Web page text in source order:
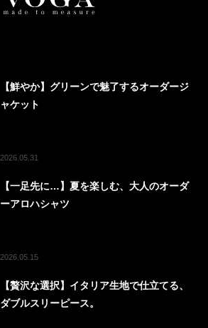
【鮮やか】グリーンで魅了するオーダージ
ャケット
2026.05.31
【一足先に…】夏を楽しむ、大人のオーダ
ーアロハシャツ
2026.05.15
【贅沢な選択】イタリア生地で仕立てる、
ダブルスリーピース。